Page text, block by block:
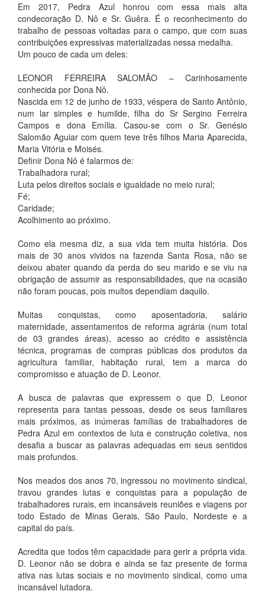
Em 2017, Pedra Azul honrou com essa mais alta
condecoração D. Nô e Sr. Guêra. É o reconhecimento do
trabalho de pessoas voltadas para o campo, que com suas
contribuições expressivas materializadas nessa medalha.
Um pouco de cada um deles:
LEONOR FERREIRA SALOMÃO – Carinhosamente
conhecida por Dona Nô.
Nascida em 12 de junho de 1933, véspera de Santo Antônio,
num lar simples e humilde, filha do Sr Sergino Ferreira
Campos e dona Emília. Casou-se com o Sr. Genésio
Salomão Aguiar com quem teve três filhos Maria Aparecida,
Maria Vitória e Moisés.
Definir Dona Nô é falarmos de:
Trabalhadora rural;
Luta pelos direitos sociais e igualdade no meio rural;
Fé;
Caridade;
Acolhimento ao próximo.
Como ela mesma diz, a sua vida tem muita história. Dos
mais de 30 anos vividos na fazenda Santa Rosa, não se
deixou abater quando da perda do seu marido e se viu na
obrigação de assumir as responsabilidades, que na ocasião
não foram poucas, pois muitos dependiam daquilo.
Muitas conquistas, como aposentadoria, salário
maternidade, assentamentos de reforma agrária (num total
de 03 grandes áreas), acesso ao crédito e assistência
técnica, programas de compras públicas dos produtos da
agricultura familiar, habitação rural, tem a marca do
compromisso e atuação de D. Leonor.
A busca de palavras que expressem o que D. Leonor
representa para tantas pessoas, desde os seus familiares
mais próximos, as inúmeras famílias de trabalhadores de
Pedra Azul em contextos de luta e construção coletiva, nos
desafia a buscar as palavras adequadas em seus sentidos
mais profundos.
Nos meados dos anos 70, ingressou no movimento sindical,
travou grandes lutas e conquistas para a população de
trabalhadores rurais, em incansáveis reuniões e viagens por
todo Estado de Minas Gerais, São Paulo, Nordeste e a
capital do país.
Acredita que todos têm capacidade para gerir a própria vida.
D. Leonor não se dobra e ainda se faz presente de forma
ativa nas lutas sociais e no movimento sindical, como uma
incansável lutadora.